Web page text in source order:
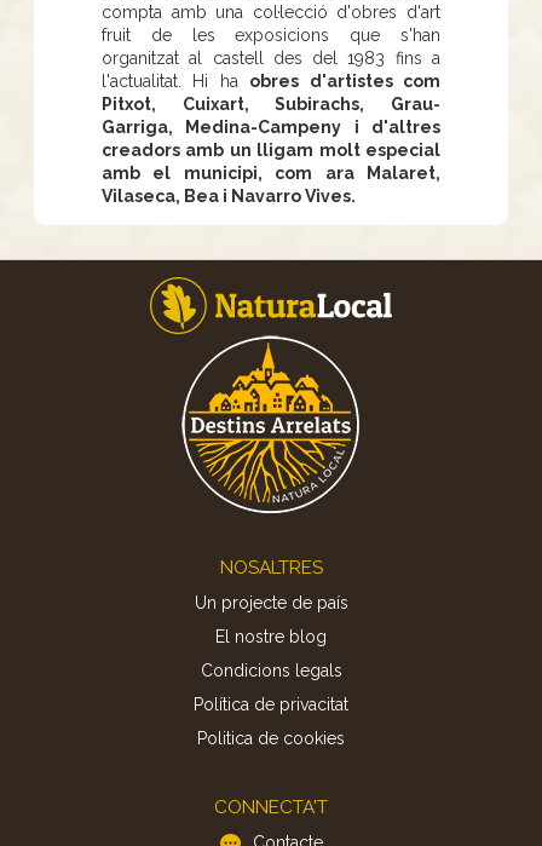
compta amb una col·lecció d'obres d'art
fruit de les exposicions que s'han
organitzat al castell des del 1983 fins a
l'actualitat. Hi ha obres d'artistes com
Pitxot, Cuixart, Subirachs, Grau-
Garriga, Medina-Campeny i d'altres
creadors amb un lligam molt especial
amb el municipi, com ara Malaret,
Vilaseca, Bea i Navarro Vives.
NOSALTRES
Un projecte de país
El nostre blog
Condicions legals
Política de privacitat
Politica de cookies
CONNECTA'T
Contacte